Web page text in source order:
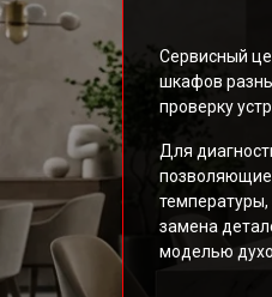
Сервисный
шкафов
проверку
Для
позволяющие
замена
моделью